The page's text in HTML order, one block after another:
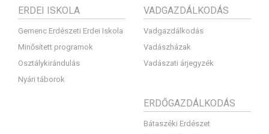
ERDEI ISKOLA
Gemenc Erdészeti Erdei Iskola
Minősített programok
Osztálykirándulás
Nyári táborok
VADGAZDÁLKODÁS
Vadgazdálkodás
Vadászházak
Vadászati árjegyzék
ERDŐGAZDÁLKODÁS
Bátaszéki Erdészet